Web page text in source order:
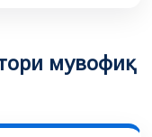
мувофиқ